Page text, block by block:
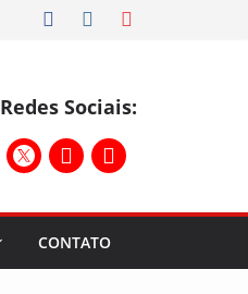
Redes Sociais:
CONTATO